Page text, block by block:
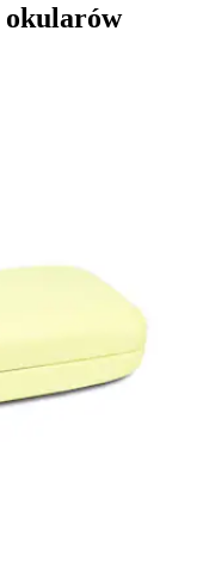
okularów